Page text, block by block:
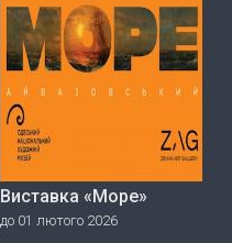
Виставка «Море»
до 01 лютого 2026